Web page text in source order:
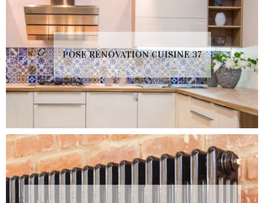
POSE RÉNOVATION CUISINE 37